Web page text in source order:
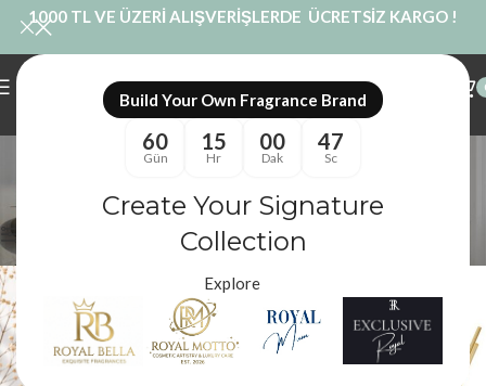
Build Your Own Fragrance Brand
60
Gün
15
Hr
00
Dak
47
Sc
Create Your Signature
Collection
Explore
1000 TL VE ÜZERİ ALIŞVERİŞLERDE ÜCRETSİZ KARGO !
dekoratif oda kokusu
Royal Mum
Ürünler “dekoratif oda kokusu” olarak etiketlendi